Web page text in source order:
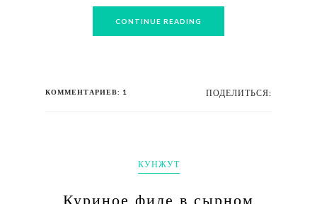
CONTINUE READING
КОММЕНТАРИЕВ: 1 ПОДЕЛИТЬСЯ:
КУНЖУТ
Куриное филе в сырном